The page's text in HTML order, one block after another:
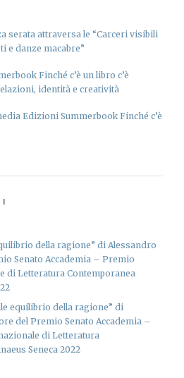
serata attraversa le “Carceri visibili
e danze macabre”
Finché c’è un libro c’è
identità e creatività
Edizioni Summerbook Finché c’è
della ragione” di Alessandro
Senato Accademia – Premio
di Letteratura Contemporanea
equilibrio della ragione” di
del Premio Senato Accademia –
di Letteratura
Seneca 2022